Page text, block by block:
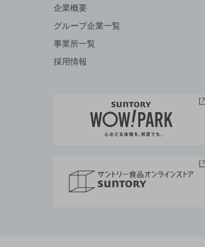
企業概要
グループ企業一覧
事業所一覧
採用情報